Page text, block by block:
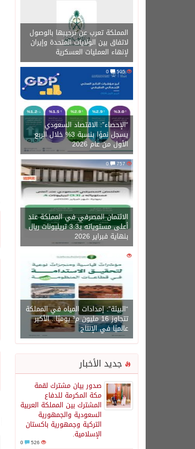
المملكة تعرب عن ترحيبها بالوصول
لاتفاق بين الولايات المتحدة وإيران
لإنهاء العمليات العسكرية
505
“الإحصاء”: الاقتصاد السعودي
يسجل نموًا بنسبة 3% خلال الربع
الأول من عام 2026
757
0
الائتمان المصرفي في المملكة عند
أعلى مستوياته بـ3.3 تريليونات ريال
بنهاية فبراير 2026
1450
“البيئة”: إمدادات المياه في المملكة
تتجاوز 16 مليون م³ يوميًا.. الأكبر
عالميًا في الإنتاج
جديد الأخبار
صدور بيان مشترك لقمة
مكة المكرمة للدفاع
المشترك بين المملكة العربية
السعودية والجمهورية
التركية وجمهورية باكستان
الإسلامية.
526